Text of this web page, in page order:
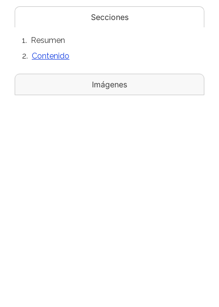
Secciones
Imágenes
Resumen
Contenido